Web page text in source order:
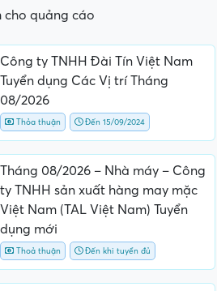
cho quảng cáo
Công ty TNHH Đài Tín Việt Nam
Tuyển dụng Các Vị trí Tháng
08/2026
Thỏa thuận Đến 15/09/2024
Tháng 08/2026 – Nhà máy – Công
ty TNHH sản xuất hàng may mặc
Việt Nam (TAL Việt Nam) Tuyển
dụng mới
Thoả thuận Đến khi tuyển đủ